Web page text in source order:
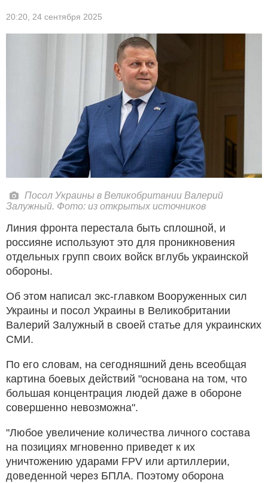
20:20, 24 сентября 2025
Посол Украины в Великобритании Валерий
Залужный. Фото: из открытых источников
Линия фронта перестала быть сплошной, и
россияне используют это для проникновения
отдельных групп своих войск вглубь украинской
обороны.
Об этом написал экс-главком Вооруженных сил
Украины и посол Украины в Великобритании
Валерий Залужный в своей статье для украинских
СМИ.
По его словам, на сегодняшний день всеобщая
картина боевых действий "основана на том, что
большая концентрация людей даже в обороне
совершенно невозможна".
"Любое увеличение количества личного состава
на позициях мгновенно приведет к их
уничтожению ударами FPV или артиллерии,
доведенной через БПЛА. Поэтому оборона